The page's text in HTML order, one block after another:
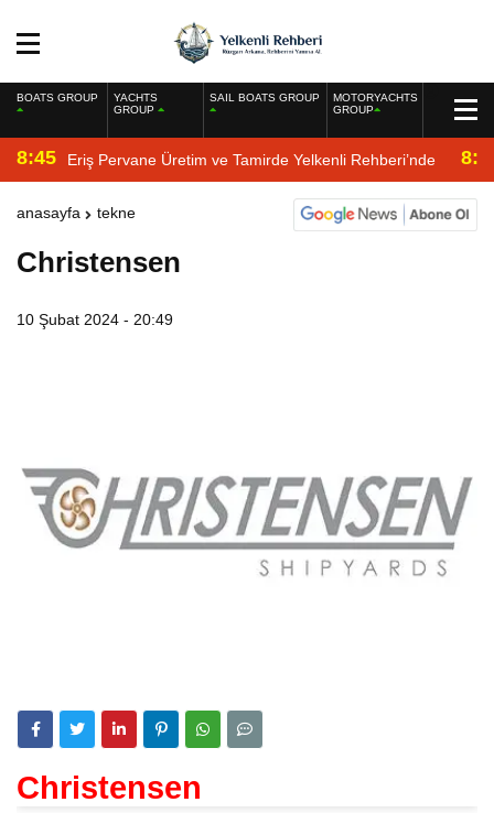
BOATS GROUP
YACHTS
GROUP
SAIL BOATS GROUP
MOTORYACHTS
GROUP
8:45 Eriş Pervane Üretim ve Tamirde Yelkenli Rehberi’nde
anasayfa tekne
Christensen
10 Şubat 2024 - 20:49
Christensen